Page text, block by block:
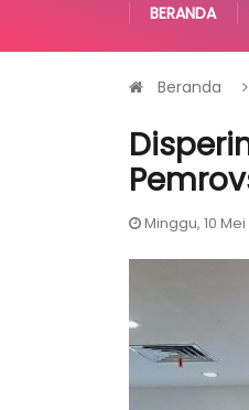
BERANDA
Beranda
Minggu, 10 Mei